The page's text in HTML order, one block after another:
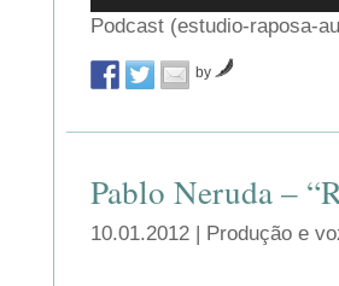
áudio
Podcast (estudio-raposa-
by
Pablo Neruda –
10.01.2012 | Produção e